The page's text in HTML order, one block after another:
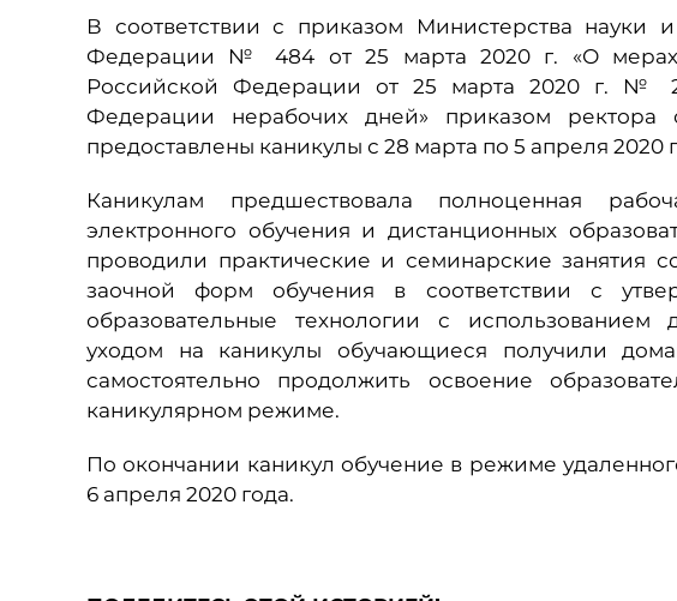
В соответствии с приказом Министерства науки
Федерации № 484 от 25 марта 2020 г. «О мерах
Российской Федерации от 25 марта 2020 г. №
Федерации нерабочих дней» приказом ректора
предоставлены каникулы с 28 марта по 5 апреля 2020
Каникулам предшествовала полноценная
электронного обучения и дистанционных
проводили практические и семинарские занятия
заочной форм обучения в соответствии с
образовательные технологии с использованием
уходом на каникулы обучающиеся получили
самостоятельно продолжить освоение
каникулярном режиме.
По окончании каникул обучение в режиме
6 апреля 2020 года.